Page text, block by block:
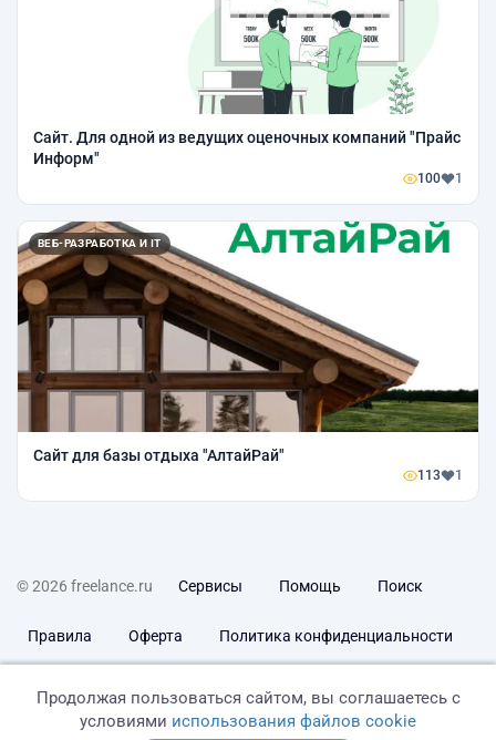
Сайт. Для одной из ведущих оценочных компаний "Прайс
Информ"
100 1
ВЕБ-РАЗРАБОТКА И IT
Сайт для базы отдыха "АлтайРай"
113 1
© 2026 freelance.ru Сервисы Помощь Поиск
Правила Оферта Политика конфиденциальности
Продолжая пользоваться сайтом, вы соглашаетесь с
условиями использования файлов cookie